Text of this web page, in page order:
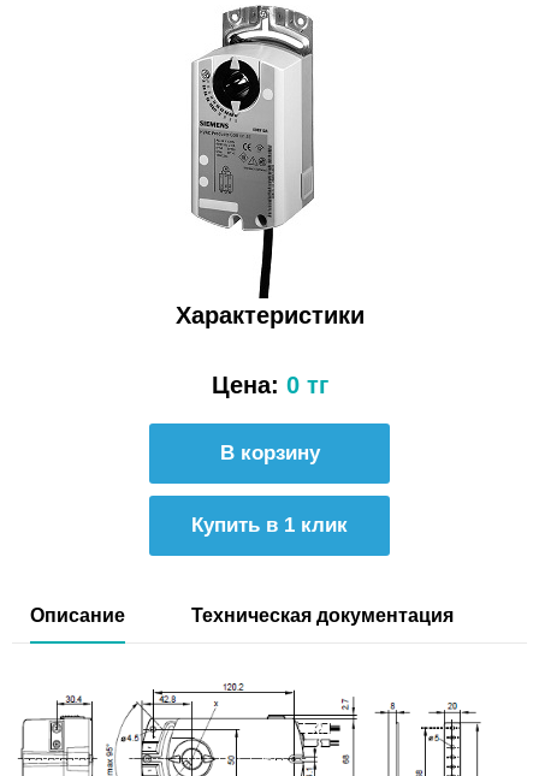
Характеристики
Цена: 0 тг
Купить в 1 клик
Описание Техническая документация